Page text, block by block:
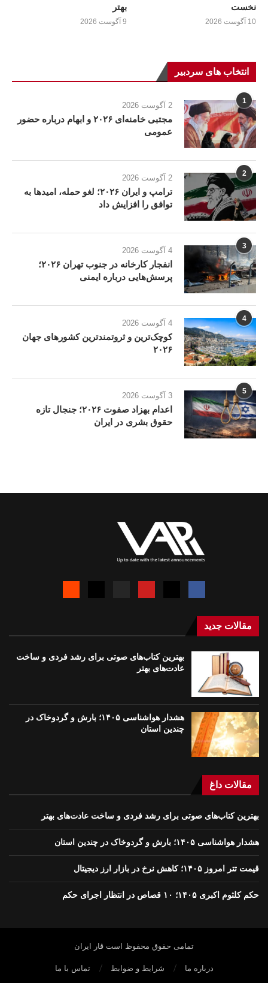
نخست
10 آگوست 2026
بهتر
9 آگوست 2026
انتخاب های سردبیر
1 2 آگوست 2026
مجتبی خامنه‌ای ۲۰۲۶ و ابهام درباره حضور
عمومی
2 2 آگوست 2026
ترامپ و ایران ۲۰۲۶؛ لغو حمله، امیدها به
توافق را افزایش داد
3 4 آگوست 2026
انفجار کارخانه در جنوب تهران ۲۰۲۶؛
پرسش‌هایی درباره ایمنی
4 4 آگوست 2026
کوچک‌ترین و ثروتمندترین کشورهای جهان
۲۰۲۶
5 3 آگوست 2026
اعدام بهزاد صفوت ۲۰۲۶؛ جنجال تازه
حقوق بشری در ایران
مقالات جدید
بهترین کتاب‌های صوتی برای رشد فردی و ساخت
عادت‌های بهتر
هشدار هواشناسی ۱۴۰۵؛ بارش و گردوخاک در
چندین استان
مقالات داغ
بهترین کتاب‌های صوتی برای رشد فردی و ساخت عادت‌های بهتر
هشدار هواشناسی ۱۴۰۵؛ بارش و گردوخاک در چندین استان
قیمت تتر امروز ۱۴۰۵؛ کاهش نرخ در بازار ارز دیجیتال
حکم کلثوم اکبری ۱۴۰۵؛ ۱۰ قصاص در انتظار اجرای حکم
تمامی حقوق محفوظ است ڤار ايران
درباره ما شرایط و ضوابط تماس با ما